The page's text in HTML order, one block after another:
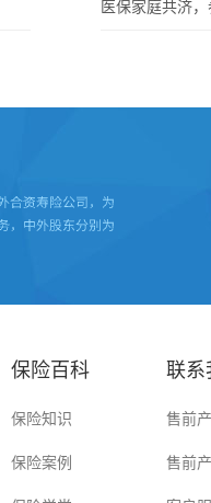
医保家庭共济，
保险百科
保险知识
保险案例
联系
售前
售前